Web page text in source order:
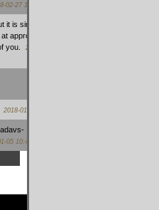
02-27 14:08
it is simply
appropriate
you.
2018-01-28
2018-01-06 13:08
05 10:44